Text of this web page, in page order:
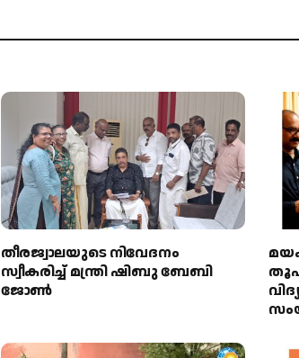
തീരജ്വാലയുടെ നിവേദനം
സ്വീകരിച്ച് മന്ത്രി ഷിബു ബേബി
ജോൺ